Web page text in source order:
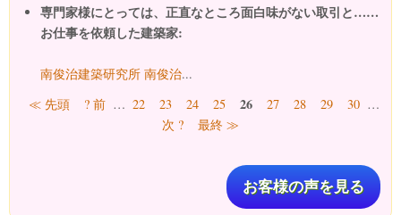
専門家様にとっては、正直なところ面白味がない取引と……
お仕事を依頼した建築家:
南俊治建築研究所 南俊治...
ページ
≪ 先頭 ? 前 … 22 23 24 25 26 27 28 29 30 …
次 ?
最終 ≫
お客様の声を見る